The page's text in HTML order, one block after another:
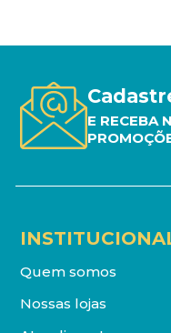
E RECEBA
Quem somos
Nossas lojas